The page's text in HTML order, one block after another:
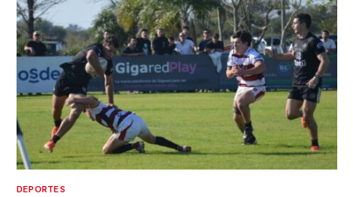
DEPORTES